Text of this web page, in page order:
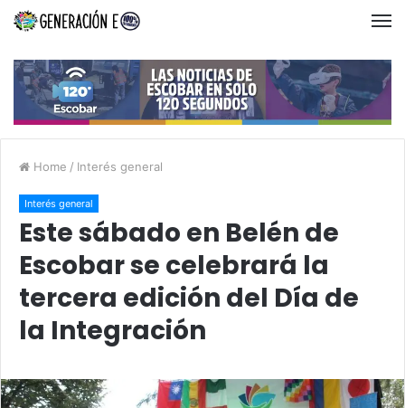
Home / Interés general
Interés general
Este sábado en Belén de
Escobar se celebrará la
tercera edición del Día de
la Integración